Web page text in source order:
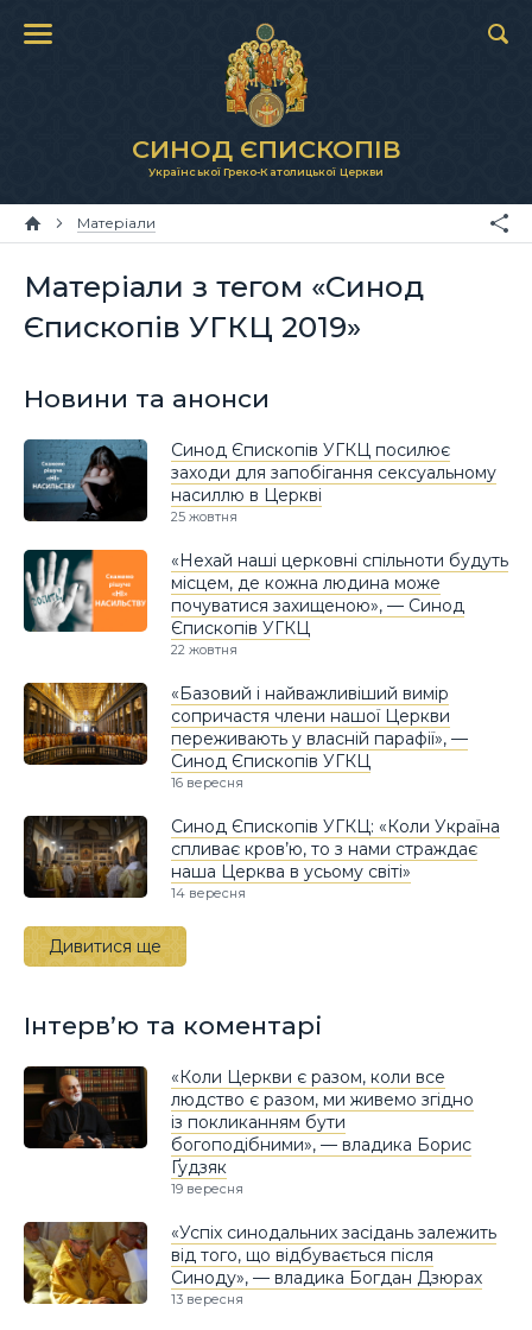
СИНОД ЄПИСКОПІВ
Української Греко-Католицької Церкви
Матеріали
Матеріали з тегом «Синод
Єпископів УГКЦ 2019»
Новини та анонси
Синод Єпископів УГКЦ посилює
заходи для запобігання сексуальному
насиллю в Церкві
25 жовтня
«Нехай наші церковні спільноти будуть
місцем, де кожна людина може
почуватися захищеною», — Синод
Єпископів УГКЦ
22 жовтня
«Базовий і найважливіший вимір
сопричастя члени нашої Церкви
переживають у власній парафії», —
Синод Єпископів УГКЦ
16 вересня
Синод Єпископів УГКЦ: «Коли Україна
спливає кров’ю, то з нами страждає
наша Церква в усьому світі»
14 вересня
Дивитися ще
Інтерв’ю та коментарі
«Коли Церкви є разом, коли все
людство є разом, ми живемо згідно
із покликанням бути
богоподібними», — владика Борис
Ґудзяк
19 вересня
«Успіх синодальних засідань залежить
від того, що відбувається після
Синоду», — владика Богдан Дзюрах
13 вересня